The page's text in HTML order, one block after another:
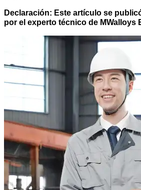
Declaración: Este artículo se
por el experto técnico de MWalloys